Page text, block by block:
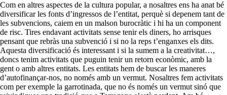
Com en altres aspectes de la cultura popular, a nosaltres ens ha anat bé
diversificar les fonts d’ingressos de l’entitat, perquè si depenem tant de
les subvencions, caiem en un malson burocràtic i hi ha un component
de risc. Tires endavant activitats sense tenir els diners, ho arrisques
pensant que rebràs una subvenció i si no la reps t’enganxes els dits.
Aquesta diversificació és interessant i si la sumem a la creativitat…,
doncs tenim activitats que puguin tenir un retorn econòmic, amb la
gent o amb altres entitats. Les entitats hem de buscar les maneres
d’autofinançar-nos, no només amb un vermut. Nosaltres fem activitats
com per exemple la garrotinada, que no és només un vermut sinó que